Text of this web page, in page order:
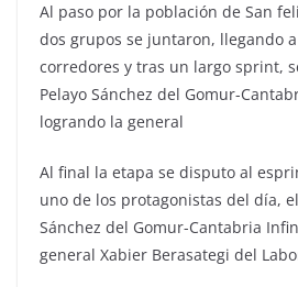
Al paso por la población de San
dos grupos se juntaron, llegando
corredores y tras un largo sprint,
Pelayo Sánchez del Gomur-
logrando la general
Al final la etapa se disputo al
uno de los protagonistas del día,
Sánchez del Gomur-Cantabria
general Xabier Berasategi del